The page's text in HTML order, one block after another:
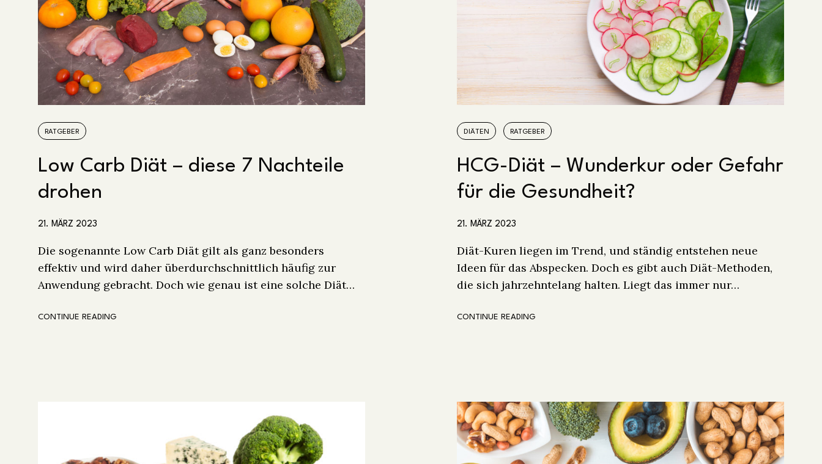
RATGEBER
Low Carb Diät – diese 7 Nachteile
drohen
21. MÄRZ 2023
Die sogenannte Low Carb Diät gilt als ganz besonders
effektiv und wird daher überdurchschnittlich häufig zur
Anwendung gebracht. Doch wie genau ist eine solche Diät…
CONTINUE READING
DIÄTEN RATGEBER
HCG-Diät – Wunderkur oder Gefahr
für die Gesundheit?
21. MÄRZ 2023
Diät-Kuren liegen im Trend, und ständig entstehen neue
Ideen für das Abspecken. Doch es gibt auch Diät-Methoden,
die sich jahrzehntelang halten. Liegt das immer nur…
CONTINUE READING